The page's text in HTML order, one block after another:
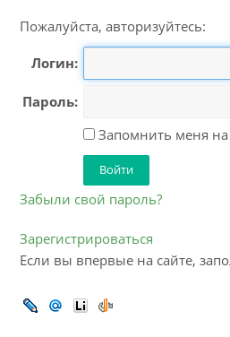
Пожалуйста, авторизуйтесь:
Логин:
Пароль:
Запомнить меня
Забыли свой пароль?
Зарегистрироваться
Если вы впервые на сайте,